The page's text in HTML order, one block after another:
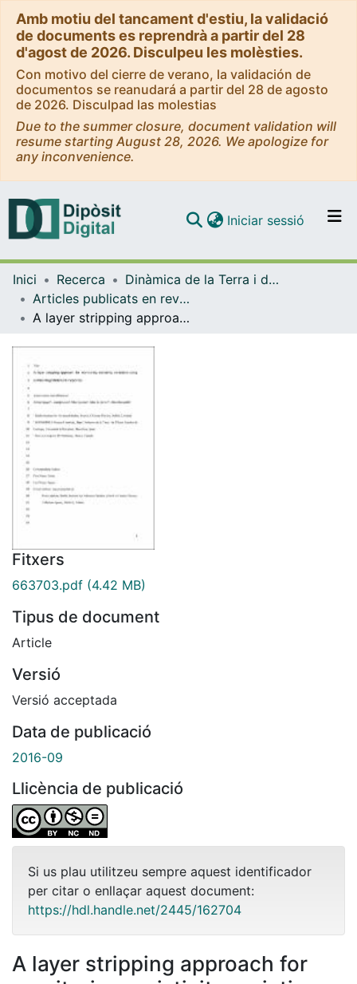
Amb motiu del tancament d'estiu, la validació
de documents es reprendrà a partir del 28
d'agost de 2026. Disculpeu les molèsties.
Con motivo del cierre de verano, la validación de
documentos se reanudará a partir del 28 de agosto
de 2026. Disculpad las molestias
Due to the summer closure, document validation will
resume starting August 28, 2026. We apologize for
any inconvenience.
Navega per tot el DD
Iniciar sessió (current)
Inici Recerca
Dinàmica de la Terra i de l'Oceà
Articles publicats en revistes (Dinàmica de la Terra i l'Oceà)
A layer stripping approach for monitoring resistivity variations using surface magnetotelluric responses
Fitxers
663703.pdf (4.42 MB)
Tipus de document
Article
Versió
Versió acceptada
Data de publicació
2016-09
Llicència de publicació
Si us plau utilitzeu sempre aquest identificador
per citar o enllaçar aquest document:
https://hdl.handle.net/2445/162704
A layer stripping approach for